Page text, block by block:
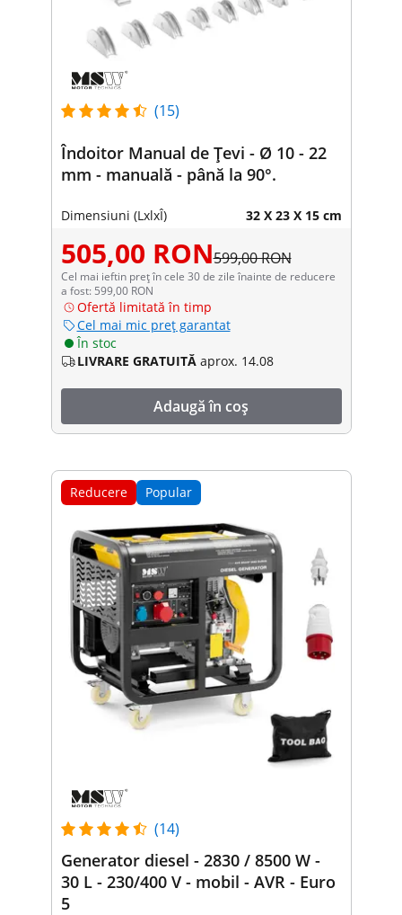
(15)
Îndoitor Manual de Țevi - Ø 10 - 22
mm - manuală - până la 90°.
Dimensiuni (LxlxÎ) 32 X 23 X 15 cm
505,00 RON599,00 RON
Cel mai ieftin preț în cele 30 de zile înainte de reducere
a fost: 599,00 RON
Ofertă limitată în timp
Cel mai mic preț garantat
În stoc
LIVRARE GRATUITĂ aprox. 14.08
Adaugă în coș
Reducere Popular
(14)
Generator diesel - 2830 / 8500 W -
30 L - 230/400 V - mobil - AVR - Euro
5